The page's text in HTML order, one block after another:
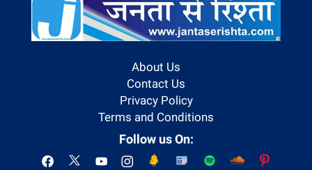
About Us
Contact Us
Privacy Policy
Terms and Conditions
Follow us On: